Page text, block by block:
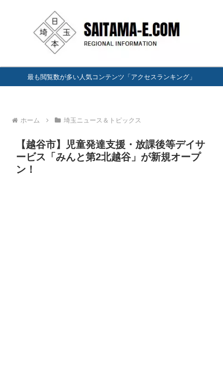
最も閲覧数が多い人気コンテンツ「アクセスランキング」
ホーム 埼玉ニュース＆トピックス
【越谷市】児童発達支援・放課後等デイサ
ービス「みんと第2北越谷」が新規オープ
ン！